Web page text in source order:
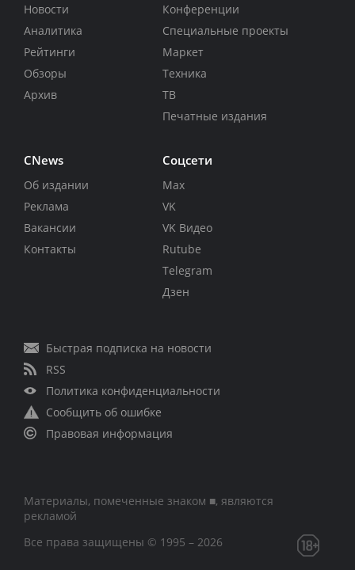
Новости
Аналитика
Рейтинги
Обзоры
Архив
Конференции
Специальные проекты
Маркет
Техника
ТВ
Печатные издания
CNews
Об издании
Реклама
Вакансии
Контакты
Соцсети
Max
VK
VK Видео
Rutube
Telegram
Дзен
Быстрая подписка на новости
RSS
Политика конфиденциальности
Сообщить об ошибке
Правовая информация
Материалы, помеченные знаком ■, являются
рекламой
Все права защищены © 1995 – 2026